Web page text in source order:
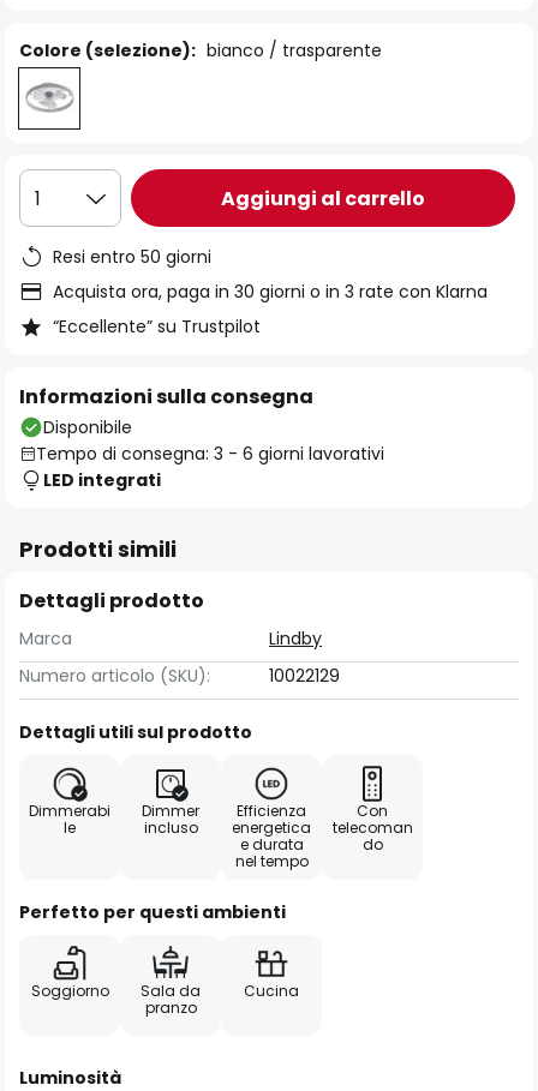
Colore (selezione): bianco / trasparente
1 Aggiungi al carrello
Resi entro 50 giorni
Acquista ora, paga in 30 giorni o in 3 rate con Klarna
“Eccellente” su Trustpilot
Informazioni sulla consegna
Disponibile
Tempo di consegna: 3 - 6 giorni lavorativi
LED integrati
Prodotti simili
Dettagli prodotto
Marca
Lindby
Numero articolo (SKU):
10022129
Dettagli utili sul prodotto
Dimmerabi
le
Dimmer
incluso
Efficienza
energetica
e durata
nel tempo
Con
telecoman
do
Perfetto per questi ambienti
Soggiorno
Sala da
pranzo
Cucina
Luminosità